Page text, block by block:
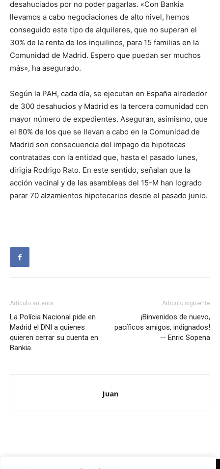
desahuciados por no poder pagarlas. «Con Bankia
llevamos a cabo negociaciones de alto nivel, hemos
conseguido este tipo de alquileres, que no superan el
30% de la renta de los inquilinos, para 15 familias en la
Comunidad de Madrid. Espero que puedan ser muchos
más», ha asegurado.
Según la PAH, cada día, se ejecutan en España alrededor
de 300 desahucios y Madrid es la tercera comunidad con
mayor número de expedientes. Aseguran, asimismo, que
el 80% de los que se llevan a cabo en la Comunidad de
Madrid son consecuencia del impago de hipotecas
contratadas con la entidad que, hasta el pasado lunes,
dirigía Rodrigo Rato. En este sentido, señalan que la
acción vecinal y de las asambleas del 15-M han logrado
parar 70 alzamientos hipotecarios desde el pasado junio.
Artículo anterior
La Polícia Nacional pide en
Madrid el DNI a quienes
quieren cerrar su cuenta en
Bankia
Artículo siguiente
¡Binvenidos de nuevo,
pacíficos amigos, indignados!
-- Enric Sopena
Juan